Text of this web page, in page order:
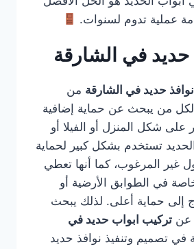
عملية تدوم لسنوات.
حديد في الشارقة
حديد في الشارقة من
لكل من يبحث عن حماية إضافية
على شكل المنزل أو الفيلا أو
تستخدم بشكل كبير لحماية
غير المرغوب، كما أنها تعطي
في الطوابق الأرضية أو
إلى حماية أعلى. لذلك يبحث
عن تركيب ابواب حديد في
تصميم وتنفيذ نوافذ حديد